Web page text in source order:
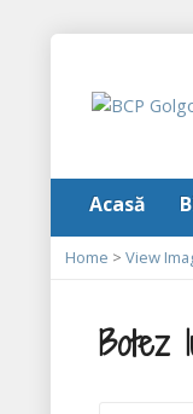
Acasă
Home > View
Botez